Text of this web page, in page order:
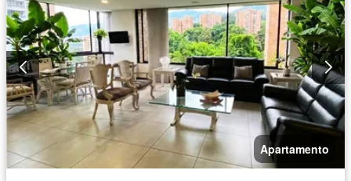
Apartamento